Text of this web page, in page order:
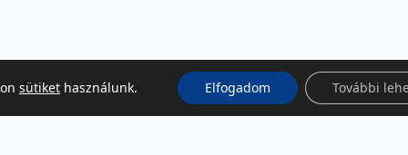
sütikethasználunk. Elfogadom További